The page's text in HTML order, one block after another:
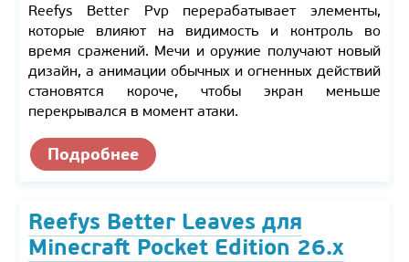
Reefys Better Pvp перерабатывает элементы,
которые влияют на видимость и контроль во
время сражений. Мечи и оружие получают новый
дизайн, а анимации обычных и огненных действий
становятся короче, чтобы экран меньше
перекрывался в момент атаки.
Подробнее
Reefys Better Leaves для
Minecraft Pocket Edition 26.x